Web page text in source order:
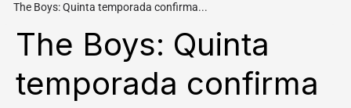
The Boys: Quinta temporada confirma...
The Boys: Quinta
temporada confirma